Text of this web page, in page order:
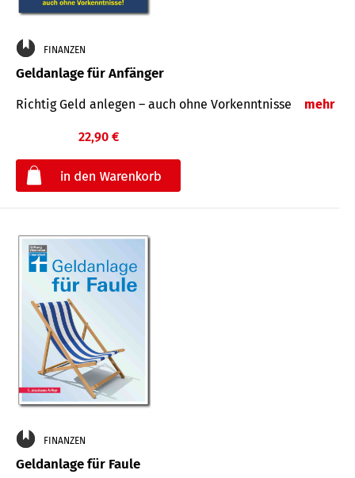
FINANZEN
Geldanlage für Anfänger
Richtig Geld anlegen – auch ohne Vorkenntnisse mehr
22,90 €
FINANZEN
Geldanlage für Faule